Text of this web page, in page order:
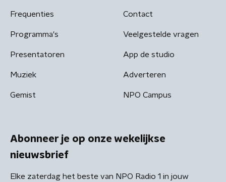
Frequenties
Programma's
Presentatoren
Muziek
Gemist
Contact
Veelgestelde vragen
App de studio
Adverteren
NPO Campus
Abonneer je op onze wekelijkse
nieuwsbrief
Elke zaterdag het beste van NPO Radio 1 in jouw